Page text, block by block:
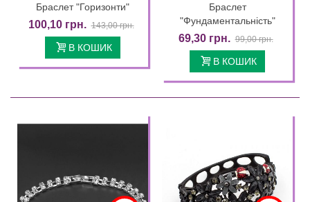
Браслет "Горизонти"
100,10 грн. 143,00 грн.
В КОШИК
Браслет
"Фундаментальність"
69,30 грн. 99,00 грн.
В КОШИК